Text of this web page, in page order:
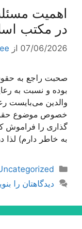
اهمیت
در مكتب
07/06/2026 از
صحبت راجع به
بوده و نسبت به
والدین می‌بایست
خصوص موضوع
گذاری را فراموش
به خاطر دارم) لذا
دسته‌ها
دیدگاهتان را